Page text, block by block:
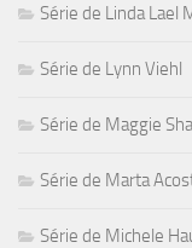
Série de Linda Lael
Série de Lynn Viehl
Série de Maggie
Série de Marta
Série de Michele